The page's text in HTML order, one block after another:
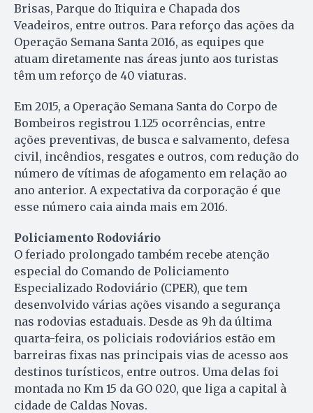
Brisas, Parque do Itiquira e Chapada dos
Veadeiros, entre outros. Para reforço das ações da
Operação Semana Santa 2016, as equipes que
atuam diretamente nas áreas junto aos turistas
têm um reforço de 40 viaturas.
Em 2015, a Operação Semana Santa do Corpo de
Bombeiros registrou 1.125 ocorrências, entre
ações preventivas, de busca e salvamento, defesa
civil, incêndios, resgates e outros, com redução do
número de vítimas de afogamento em relação ao
ano anterior. A expectativa da corporação é que
esse número caia ainda mais em 2016.
Policiamento Rodoviário
O feriado prolongado também recebe atenção
especial do Comando de Policiamento
Especializado Rodoviário (CPER), que tem
desenvolvido várias ações visando a segurança
nas rodovias estaduais. Desde as 9h da última
quarta-feira, os policiais rodoviários estão em
barreiras fixas nas principais vias de acesso aos
destinos turísticos, entre outros. Uma delas foi
montada no Km 15 da GO 020, que liga a capital à
cidade de Caldas Novas.